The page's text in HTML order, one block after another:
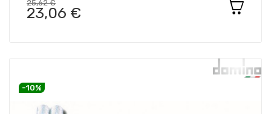
25,62 €
23,06 €
-10%